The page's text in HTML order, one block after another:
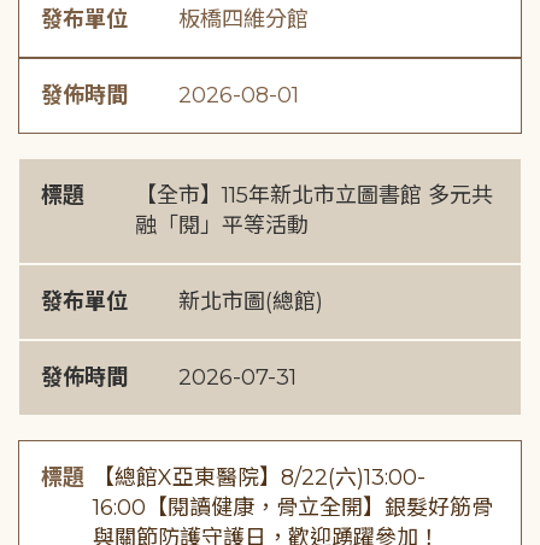
發布單位 板橋四維分館
發佈時間 2026-08-01
標題
【全市】115年新北市立圖書館 多元共
融「閱」平等活動
發布單位 新北市圖(總館)
發佈時間 2026-07-31
標題
【總館X亞東醫院】8/22(六)13:00-
16:00【閱讀健康，骨立全開】銀髮好筋骨
與關節防護守護日，歡迎踴躍參加！